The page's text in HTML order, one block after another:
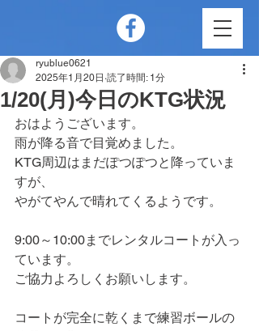
1/20(月)今日のKTG状況
ryublue0621
2025年1月20日 読了時間: 1分
おはようございます。
雨が降る音で目覚めました。
KTG周辺はまだぽつぽつと降っていま
すが、
やがてやんで晴れてくるようです。
9:00～10:00までレンタルコートが入っ
ています。
ご協力よろしくお願いします。
コートが完全に乾くまで練習ボールの